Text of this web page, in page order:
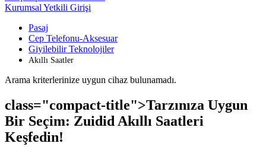
Kurumsal Yetkili Girişi
Pasaj
Cep Telefonu-Aksesuar
Giyilebilir Teknolojiler
Akıllı Saatler
Arama kriterlerinize uygun cihaz bulunamadı.
class="compact-title">Tarzınıza Uygun
Bir Seçim: Zuidid Akıllı Saatleri
Keşfedin!